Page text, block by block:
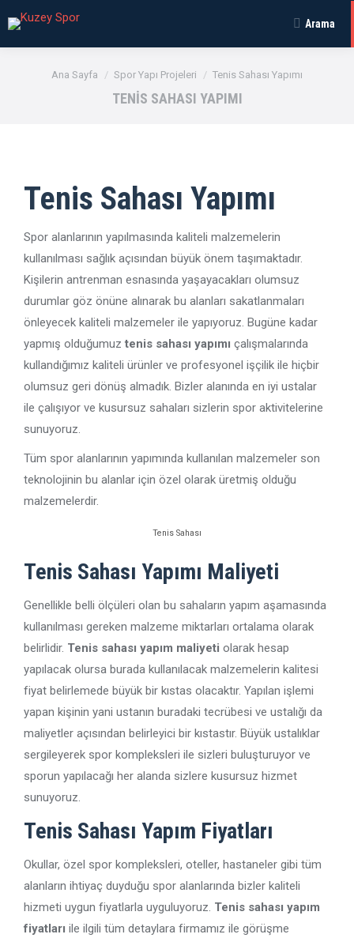
Aratmak:
Arama
Buradasınız:
Ana Sayfa Spor Yapı Projeleri Tenis Sahası Yapımı
TENIS SAHASI YAPIMI
Tenis Sahası Yapımı
Spor alanlarının yapılmasında kaliteli malzemelerin
kullanılması sağlık açısından büyük önem taşımaktadır.
Kişilerin antrenman esnasında yaşayacakları olumsuz
durumlar göz önüne alınarak bu alanları sakatlanmaları
önleyecek kaliteli malzemeler ile yapıyoruz. Bugüne kadar
yapmış olduğumuz tenis sahası yapımı çalışmalarında
kullandığımız kaliteli ürünler ve profesyonel işçilik ile hiçbir
olumsuz geri dönüş almadık. Bizler alanında en iyi ustalar
ile çalışıyor ve kusursuz sahaları sizlerin spor aktivitelerine
sunuyoruz.
Tüm spor alanlarının yapımında kullanılan malzemeler son
teknolojinin bu alanlar için özel olarak üretmiş olduğu
malzemelerdir.
Tenis Sahası
Tenis Sahası Yapımı Maliyeti
Genellikle belli ölçüleri olan bu sahaların yapım aşamasında
kullanılması gereken malzeme miktarları ortalama olarak
belirlidir. Tenis sahası yapım maliyeti olarak hesap
yapılacak olursa burada kullanılacak malzemelerin kalitesi
fiyat belirlemede büyük bir kıstas olacaktır. Yapılan işlemi
yapan kişinin yani ustanın buradaki tecrübesi ve ustalığı da
maliyetler açısından belirleyici bir kıstastır. Büyük ustalıklar
sergileyerek spor kompleksleri ile sizleri buluşturuyor ve
sporun yapılacağı her alanda sizlere kusursuz hizmet
sunuyoruz.
Tenis Sahası Yapım Fiyatları
Okullar, özel spor kompleksleri, oteller, hastaneler gibi tüm
alanların ihtiyaç duyduğu spor alanlarında bizler kaliteli
hizmeti uygun fiyatlarla uyguluyoruz. Tenis sahası yapım
fiyatları ile ilgili tüm detaylara firmamız ile görüşme